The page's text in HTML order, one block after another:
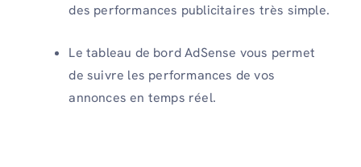
des performances publicitaires très simple.
Le tableau de bord AdSense vous permet
de suivre les performances de vos
annonces en temps réel.